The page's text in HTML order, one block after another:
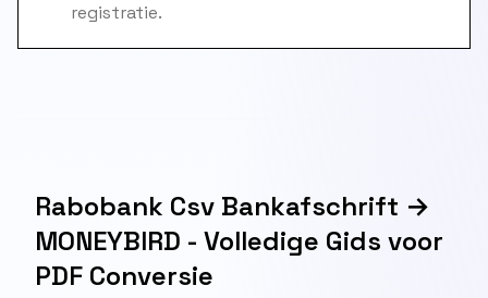
registratie.
Rabobank Csv Bankafschrift →
MONEYBIRD - Volledige Gids voor
PDF Conversie